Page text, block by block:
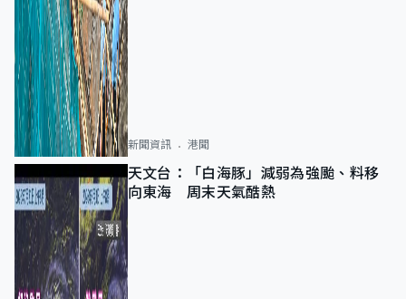
新聞資訊 港聞
天文台：「白海豚」減弱為強颱、料移
向東海 周末天氣酷熱